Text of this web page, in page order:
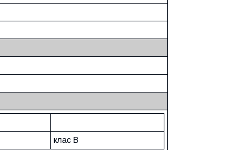
клас B